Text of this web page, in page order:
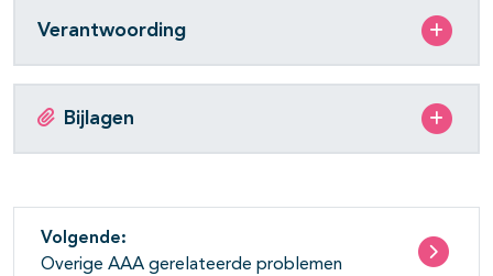
Verantwoording
Bijlagen
Volgende:
Overige AAA gerelateerde problemen